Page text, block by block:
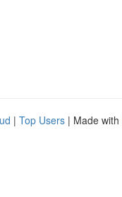
| Top Users | Made with